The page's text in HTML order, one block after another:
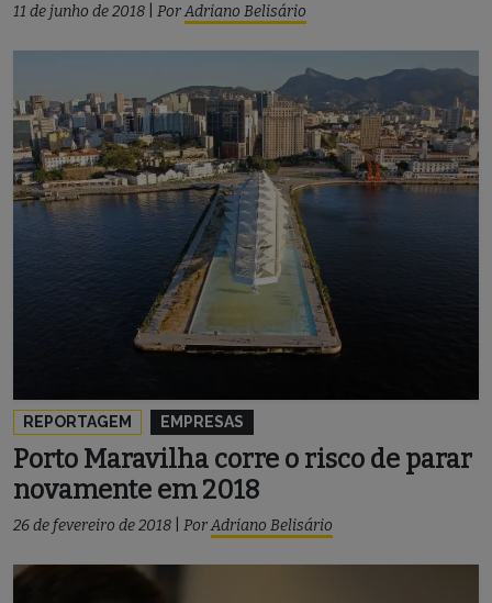
11 de junho de 2018 PorAdriano Belisário
REPORTAGEM EMPRESAS
Porto Maravilha corre o risco de parar
novamente em 2018
26 de fevereiro de 2018 PorAdriano Belisário